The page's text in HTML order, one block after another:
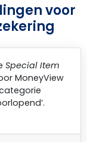
voor
Special Item
MoneyView